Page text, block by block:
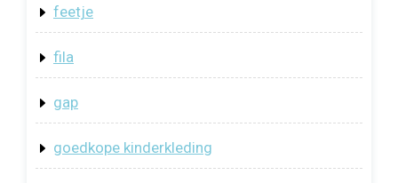
feetje
fila
gap
goedkope kinderkleding